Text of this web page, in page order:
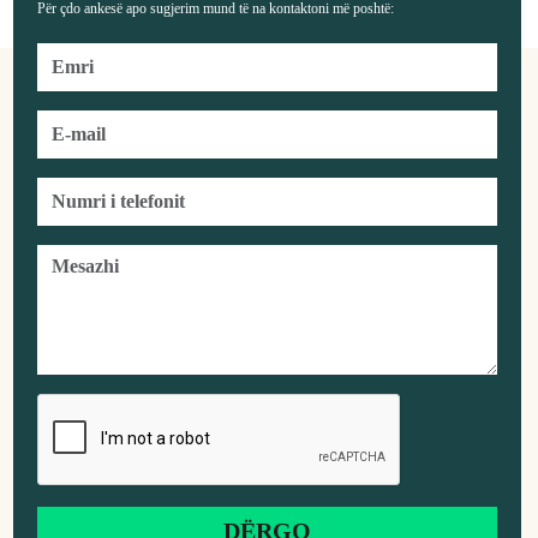
Për çdo ankesë apo sugjerim mund të na kontaktoni më poshtë: